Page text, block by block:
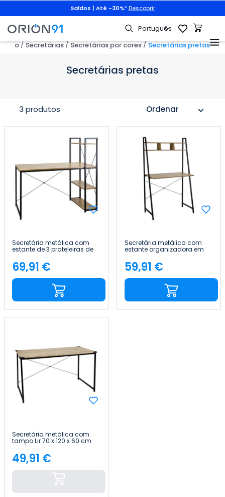
Saldos | Até -30%* Descobrir
Secretárias Secretárias por cores Secretárias pretas
Secretárias pretas
Ordenar expand_more
3 produtos
Secretária metálica com
estante de 3 prateleiras de
madeira Ozra 120x120x75
cm 7house
Preço
69,91 €
Secretária metálica com
estante organizadora em
madeira Oyam 142 x 84 x 46
cm 7house
Preço
59,91 €
Secretária metálica com
tampo Lir 70 x 120 x 60 cm
7house
Preço
49,91 €